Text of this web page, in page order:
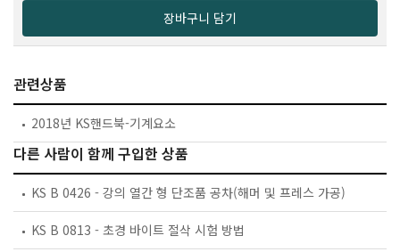
장바구니 담기
관련상품
2018년 KS핸드북-기계요소
다른 사람이 함께 구입한 상품
KS B 0426 - 강의 열간 형 단조품 공차(해머 및 프레스 가공)
KS B 0813 - 초경 바이트 절삭 시험 방법